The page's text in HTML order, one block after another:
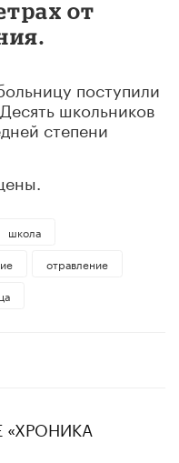
от
поступили
школьников
степени
школа
отравление
«ХРОНИКА